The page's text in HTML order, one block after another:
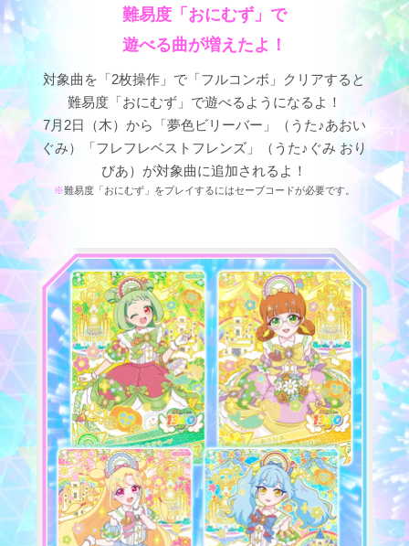
難易度「おにむず」で
遊べる曲が増えたよ！
対象曲を「2枚操作」で「フルコンボ」クリアすると
難易度「おにむず」で遊べるようになるよ！
7月2日（木）から「夢色ビリーバー」（うた♪あおい
ぐみ）「フレフレベストフレンズ」（うた♪ぐみ おり
びあ）が対象曲に追加されるよ！
難易度「おにむず」をプレイするにはセーブコードが必要です。